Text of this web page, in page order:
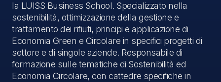
la LUISS Business School. Specializzato nella
sostenibilità, ottimizzazione della gestione e
trattamento dei rifiuti, principi e applicazione di
Economia Green e Circolare in specifici progetti di
settore e di singole aziende. Responsabile di
formazione sulle tematiche di Sostenibilità ed
Economia Circolare, con cattedre specifiche in